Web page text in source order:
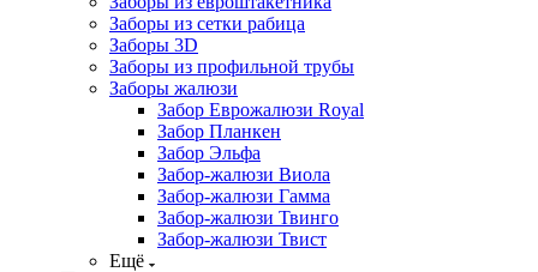
Заборы из сетки рабица
Заборы 3D
Заборы из профильной трубы
Заборы жалюзи
Забор Еврожалюзи Royal
Забор Планкен
Забор Эльфа
Забор-жалюзи Виола
Забор-жалюзи Гамма
Забор-жалюзи Твинго
Забор-жалюзи Твист
Ещё